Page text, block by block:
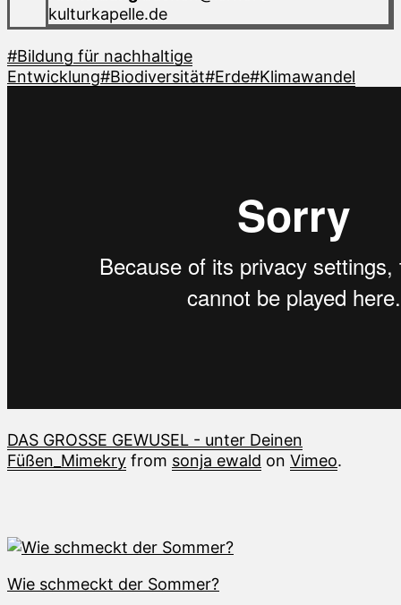
kulturkapelle.de
#Bildung für nachhaltige
Entwicklung#Biodiversität#Erde#Klimawandel
DAS GROSSE GEWUSEL - unter Deinen
Füßen_Mimekry from sonja ewald on Vimeo.
Wie schmeckt der Sommer?